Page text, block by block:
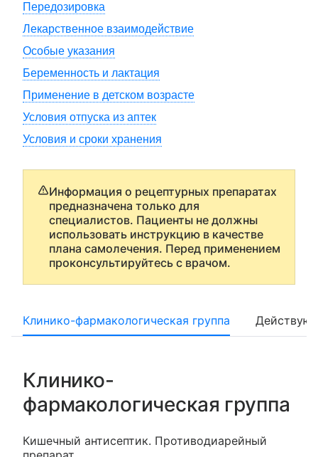
Передозировка
Лекарственное взаимодействие
Особые указания
Беременность и лактация
Применение в детском возрасте
Условия отпуска из аптек
Условия и сроки хранения
Информация о рецептурных препаратах
предназначена только для
специалистов. Пациенты не должны
использовать инструкцию в качестве
плана самолечения. Перед применением
проконсультируйтесь с врачом.
Клинико-фармакологическая группа
Клинико-
фармакологическая группа
Кишечный антисептик. Противодиарейный